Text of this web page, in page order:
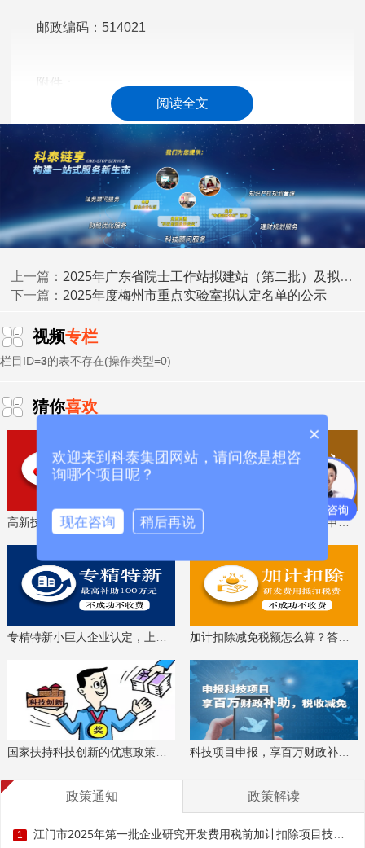
邮政编码：514021
附件：
2025年梅州市“中小微企业池”第一批入池企业公示名
单.doc(21.00 KB)
2025年8月1日
科泰集团(https://www.gdktzx.com/)成立16年来，致力于
中心认定、省市企业技术中心认定、省市工业设计中心认
定、省市重点实验室认定、新型研发机构认定、专精特新中
、专精特新“小巨人”、制造业单项冠军、专利软著申
请、
研发费用加计扣除、两化融合贯标认证、科技型中小企
业评价入库、创新创业大赛、专利奖、科学技术奖、
科技成
等服务。关注【科小泰】公众号，及
时获取最新科技项目资讯！
阅读全文
上一篇： 2025年广东省院士工作站拟建站（第二批）及拟续建站单位的公示
下一篇： 2025年度梅州市重点实验室拟认定名单的公示
视频专栏
栏目ID=3的表不存在(操作类型=0)
猜你喜欢
高新技术企业认定，免费评估，通过后再收费 省工程技术研究中心，专业申报、指导培训
加计扣除减免税额怎么算？答疑解惑、咨询培训
国家扶持科技创新的优惠政策，索取资料、解读政策 科技项目申报，享百万财政补贴，减免40%所得税
政策通知 政策解读
1 江门市2025年第一批企业研究开发费用税前加计扣除项目技术鉴定申报时间、条件要求
×
欢迎来到科泰集团网站，请问您是想咨
询哪个项目呢？
现在咨询 稍后再说